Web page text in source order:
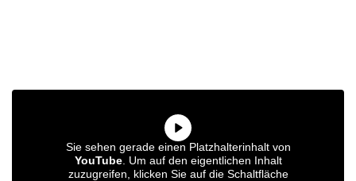
Sie sehen gerade einen Platzhalterinhalt von
YouTube. Um auf den eigentlichen Inhalt
zuzugreifen, klicken Sie auf die Schaltfläche